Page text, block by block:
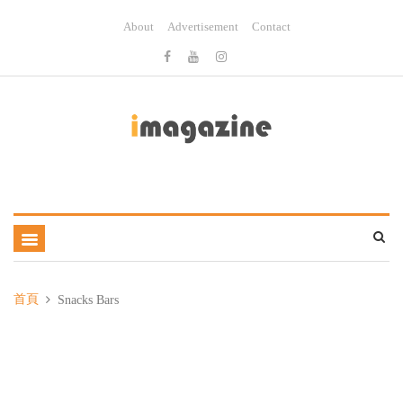
About Advertisement Contact
首頁 Snacks Bars